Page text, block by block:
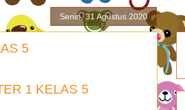
Senin, 31 Agustus 2020
5
1 KELAS 5